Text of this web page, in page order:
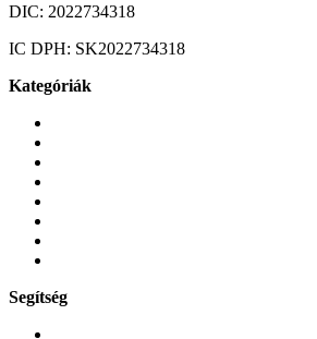
DIC: 2022734318
IC DPH: SK2022734318
Kategóriák
Segítség